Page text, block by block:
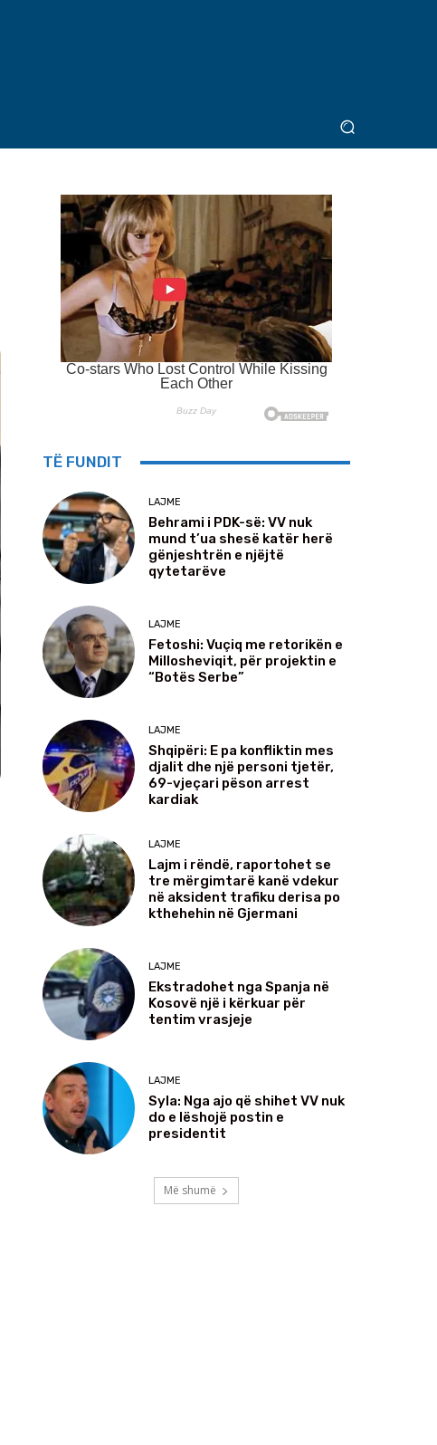
TË FUNDIT
LAJME
Behrami i PDK-së: VV nuk
mund t’ua shesë katër herë
gënjeshtrën e njëjtë
qytetarëve
LAJME
Fetoshi: Vuçiq me retorikën e
Millosheviqit, për projektin e
“Botës Serbe”
LAJME
Shqipëri: E pa konfliktin mes
djalit dhe një personi tjetër,
69-vjeçari pëson arrest
kardiak
LAJME
Lajm i rëndë, raportohet se
tre mërgimtarë kanë vdekur
në aksident trafiku derisa po
kthehehin në Gjermani
LAJME
Ekstradohet nga Spanja në
Kosovë një i kërkuar për
tentim vrasjeje
LAJME
Syla: Nga ajo që shihet VV nuk
do e lëshojë postin e
presidentit
Më shumë